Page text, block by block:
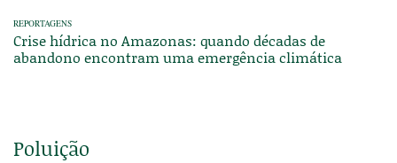
REPORTAGENS
Crise hídrica no Amazonas: quando décadas de
abandono encontram uma emergência climática
Poluição